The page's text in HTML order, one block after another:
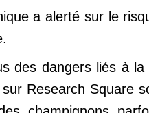
a alerté sur le
des dangers liés à
Research Square